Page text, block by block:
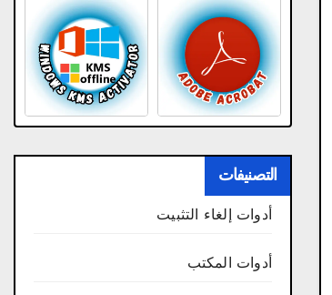
التصنيفات
أدوات إلغاء التثبيت
أدوات المكتب